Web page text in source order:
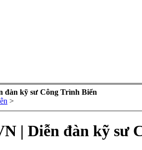
đàn kỹ sư Công Trình Biển
>
| Diễn đàn kỹ sư